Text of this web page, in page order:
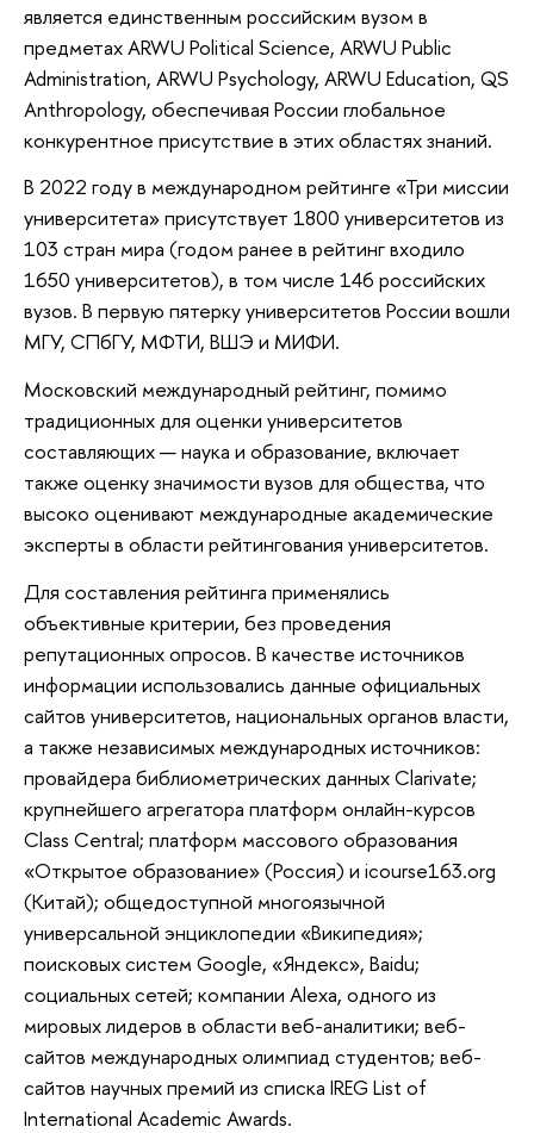
является единственным российским вузом в
предметах ARWU Political Science, ARWU Public
Administration, ARWU Psychology, ARWU Education, QS
Anthropology, обеспечивая России глобальное
конкурентное присутствие в этих областях знаний.
В 2022 году в международном рейтинге «Три миссии
университета» присутствует 1800 университетов из
103 стран мира (годом ранее в рейтинг входило
1650 университетов), в том числе 146 российских
вузов. В первую пятерку университетов России вошли
МГУ, СПбГУ, МФТИ, ВШЭ и МИФИ.
Московский международный рейтинг, помимо
традиционных для оценки университетов
составляющих — наука и образование, включает
также оценку значимости вузов для общества, что
высоко оценивают международные академические
эксперты в области рейтингования университетов.
Для составления рейтинга применялись
объективные критерии, без проведения
репутационных опросов. В качестве источников
информации использовались данные официальных
сайтов университетов, национальных органов власти,
а также независимых международных источников:
провайдера библиометрических данных Clarivate;
крупнейшего агрегатора платформ онлайн-курсов
Class Central; платформ массового образования
«Открытое образование» (Россия) и icourse163.org
(Китай); общедоступной многоязычной
универсальной энциклопедии «Википедия»;
поисковых систем Google, «Яндекс», Baidu;
социальных сетей; компании Alexa, одного из
мировых лидеров в области веб-аналитики; веб-
сайтов международных олимпиад студентов; веб-
сайтов научных премий из списка IREG List of
International Academic Awards.